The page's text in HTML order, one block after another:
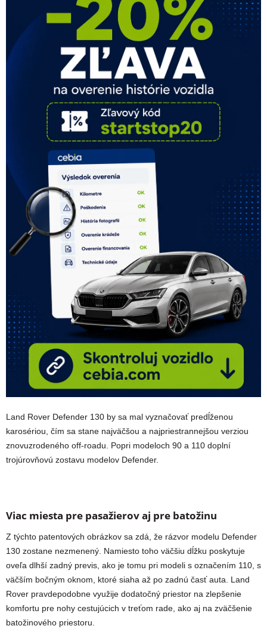
Land Rover Defender 130 by sa mal vyznačovať predĺženou
karosériou, čím sa stane najväčšou a najpriestrannejšou verziou
znovuzrodeného off-roadu. Popri modeloch 90 a 110 doplní
trojúrovňovú zostavu modelov Defender.
Viac miesta pre pasažierov aj pre batožinu
Z týchto patentových obrázkov sa zdá, že rázvor modelu Defender
130 zostane nezmenený. Namiesto toho väčšiu dĺžku poskytuje
oveľa dlhší zadný previs, ako je tomu pri modeli s označením 110, s
väčším bočným oknom, ktoré siaha až po zadnú časť auta. Land
Rover pravdepodobne využije dodatočný priestor na zlepšenie
komfortu pre nohy cestujúcich v treťom rade, ako aj na zväčšenie
batožinového priestoru.